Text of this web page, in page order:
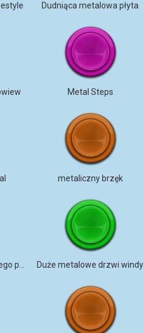
Dudniąca metalowa płyta
Metal Steps
metaliczny brzęk
Duże metalowe drzwi windy